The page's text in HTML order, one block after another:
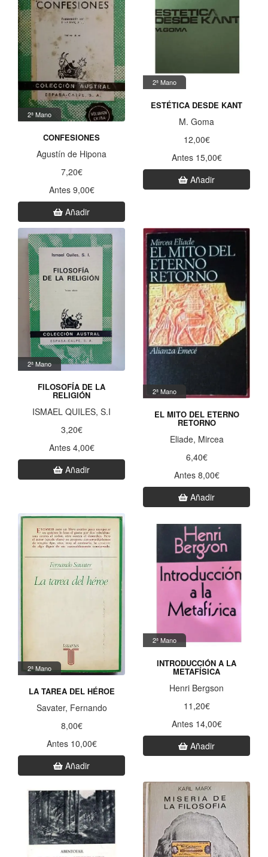
2ª Mano
CONFESIONES
Agustín de Hipona
7,20€
Antes 9,00€
Añadir
2ª Mano
ESTÉTICA DESDE KANT
M. Goma
12,00€
Antes 15,00€
Añadir
2ª Mano
FILOSOFÍA DE LA
RELIGIÓN
ISMAEL QUILES, S.I
3,20€
Antes 4,00€
Añadir
2ª Mano
EL MITO DEL ETERNO
RETORNO
Eliade, Mircea
6,40€
Antes 8,00€
Añadir
2ª Mano
LA TAREA DEL HÉROE
Savater, Fernando
8,00€
Antes 10,00€
Añadir
2ª Mano
INTRODUCCIÓN A LA
METAFÍSICA
Henri Bergson
11,20€
Antes 14,00€
Añadir